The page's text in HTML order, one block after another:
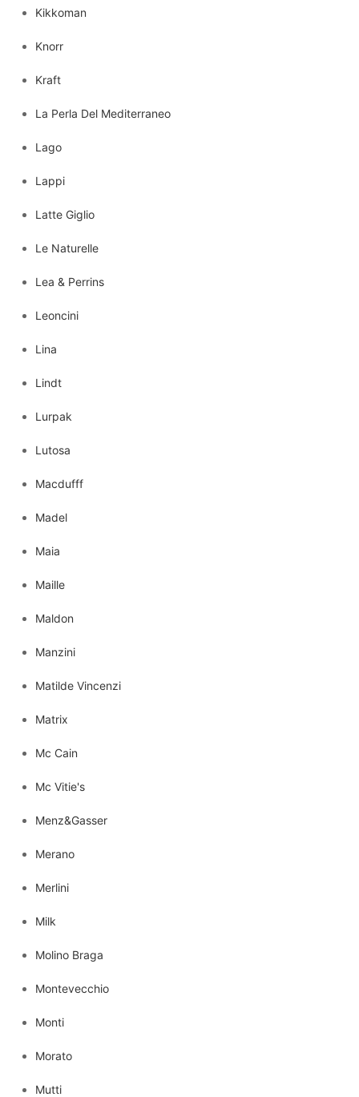
Kikkoman
Knorr
Kraft
La Perla Del Mediterraneo
Lago
Lappi
Latte Giglio
Le Naturelle
Lea & Perrins
Leoncini
Lina
Lindt
Lurpak
Lutosa
Macdufff
Madel
Maia
Maille
Maldon
Manzini
Matilde Vincenzi
Matrix
Mc Cain
Mc Vitie's
Menz&Gasser
Merano
Merlini
Milk
Molino Braga
Montevecchio
Monti
Morato
Mutti